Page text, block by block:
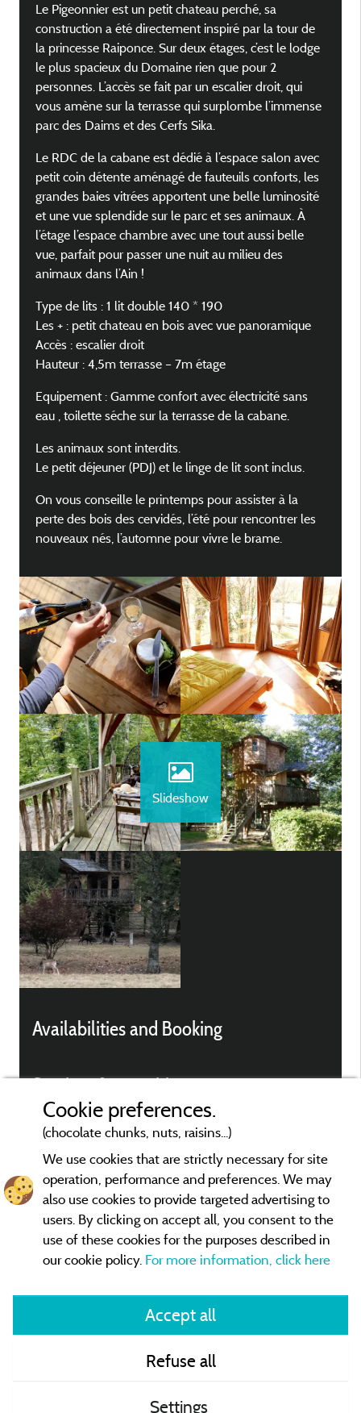
Le Pigeonnier est un petit chateau perché, sa
construction a été directement inspiré par la tour de
la princesse Raiponce. Sur deux étages, c’est le lodge
le plus spacieux du Domaine rien que pour 2
personnes. L’accès se fait par un escalier droit, qui
vous amène sur la terrasse qui surplombe l’immense
parc des Daims et des Cerfs Sika.
Le RDC de la cabane est dédié à l’espace salon avec
petit coin détente aménagé de fauteuils conforts, les
grandes baies vitrées apportent une belle luminosité
et une vue splendide sur le parc et ses animaux. À
l’étage l’espace chambre avec une tout aussi belle
vue, parfait pour passer une nuit au milieu des
animaux dans l’Ain !
Type de lits : 1 lit double 140 * 190
Les + : petit chateau en bois avec vue panoramique
Accès : escalier droit
Hauteur : 4,5m terrasse – 7m étage
Equipement : Gamme confort avec électricité sans
eau , toilette séche sur la terrasse de la cabane.
Les animaux sont interdits.
Le petit déjeuner (PDJ) et le linge de lit sont inclus.
On vous conseille le printemps pour assister à la
perte des bois des cervidés, l’été pour rencontrer les
nouveaux nés, l’automne pour vivre le brame.
Slideshow
Availabilities and Booking
Services & amenities
CoU
Cookie preferences.
(chocolate chunks, nuts, raisins...)
We use cookies that are strictly necessary for site
operation, performance and preferences. We may
also use cookies to provide targeted advertising to
users. By clicking on accept all, you consent to the
use of these cookies for the purposes described in
our cookie policy. For more information, click here
Accept all
Refuse all
Settings